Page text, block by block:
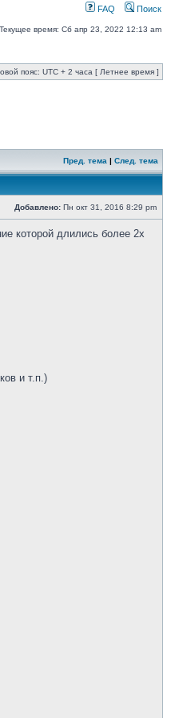
FAQ Поиск
Текущее время: Сб апр 23, 2022 12:13 am
пояс: UTC + 2 часа [ Летнее время ]
Пред. тема | След. тема
Добавлено: Пн окт 31, 2016 8:29 pm
которой длились более 2х
и т.п.)